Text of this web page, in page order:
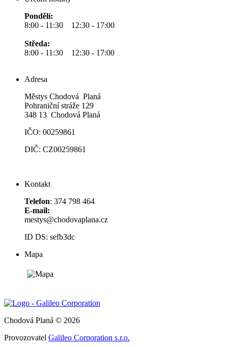
Pondělí:
8:00 - 11:30 12:30 - 17:00
Středa:
8:00 - 11:30 12:30 - 17:00
Adresa
Městys Chodová Planá
Pohraniční stráže 129
348 13 Chodová Planá
IČO: 00259861
DIČ: CZ00259861
Kontakt
Telefon: 374 798 464
E-mail:
mestys@chodovaplana.cz
ID DS: sefb3dc
Mapa
Chodová Planá © 2026
Provozovatel Galileo Corporation s.r.o.